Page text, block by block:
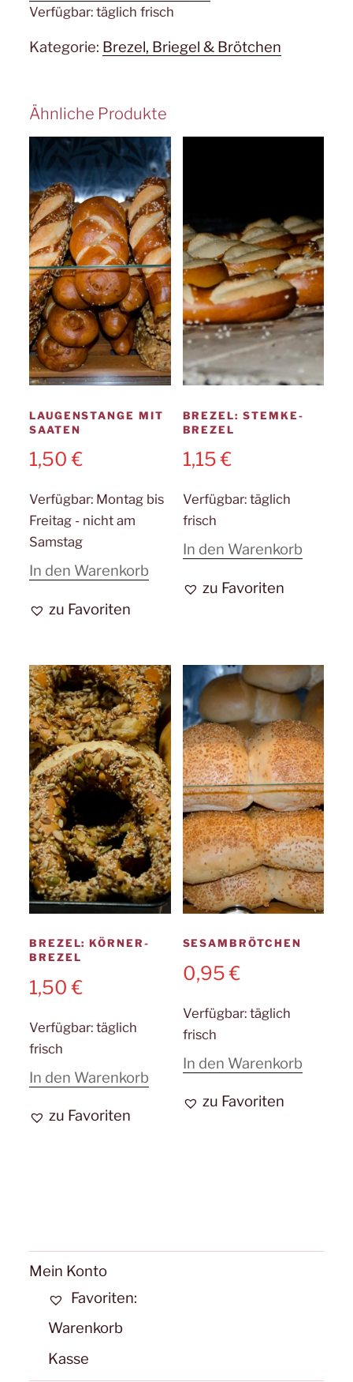
Verfügbar: täglich frisch
Kategorie: Brezel, Briegel & Brötchen
Ähnliche Produkte
LAUGENSTANGE MIT
SAATEN
1,50€
Verfügbar: Montag bis
Freitag - nicht am
Samstag
In den Warenkorb
zu Favoriten
BREZEL: STEMKE-
BREZEL
1,15€
Verfügbar: täglich
frisch
In den Warenkorb
zu Favoriten
BREZEL: KÖRNER-
BREZEL
1,50€
Verfügbar: täglich
frisch
In den Warenkorb
zu Favoriten
SESAMBRÖTCHEN
0,95€
Verfügbar: täglich
frisch
In den Warenkorb
zu Favoriten
Mein Konto
Favoriten:
Warenkorb
Kasse